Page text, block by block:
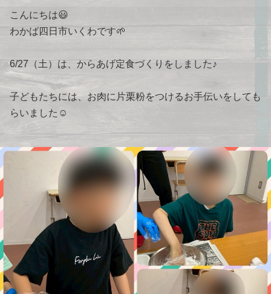
こんにちは😃
わかば四日市いくわです🌱
6/27（土）は、からあげ定食づくりをしました♪
子どもたちには、お肉に片栗粉をつけるお手伝いをしても
らいました☺️